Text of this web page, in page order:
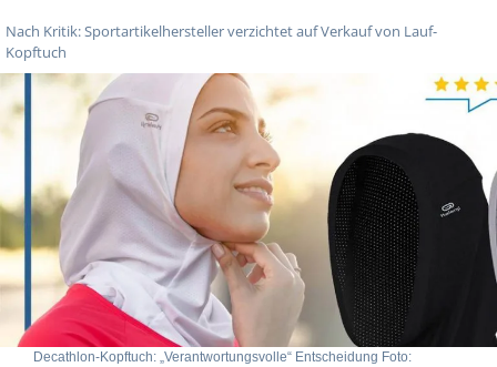
Nach Kritik: Sportartikelhersteller verzichtet auf Verkauf von Lauf-
Kopftuch
Decathlon-Kopftuch: „Verantwortungsvolle“ Entscheidung Foto: